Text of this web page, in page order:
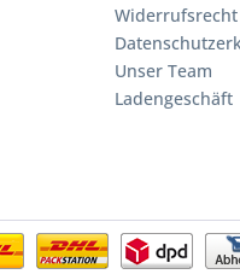
Widerrufsrecht
Unser Team
Ladengeschäft